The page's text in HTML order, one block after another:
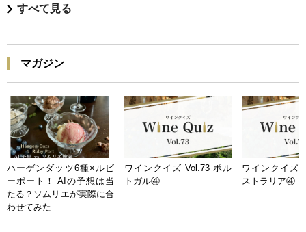
すべて見る
マガジン
ハーゲンダッツ6種×ルビ
ーポート！ AIの予想は当
たる？ソムリエが実際に合
わせてみた
ワインクイズ Vol.73 ポル
トガル④
ワインクイズ
ストラリア④